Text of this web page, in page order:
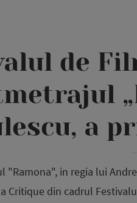
de
a
"Ramona", in regia lui
Critique din cadrul